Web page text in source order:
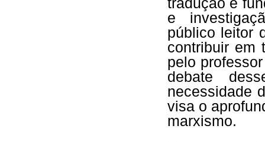
tradução é
e
público leitor
contribuir em
pelo
debate
necessidade
visa o
marxismo.